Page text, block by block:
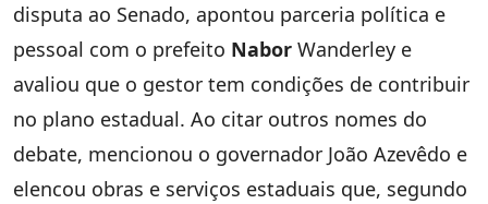
disputa ao Senado, apontou parceria política e
pessoal com o prefeito Nabor Wanderley e
avaliou que o gestor tem condições de contribuir
no plano estadual. Ao citar outros nomes do
debate, mencionou o governador João Azevêdo e
elencou obras e serviços estaduais que, segundo